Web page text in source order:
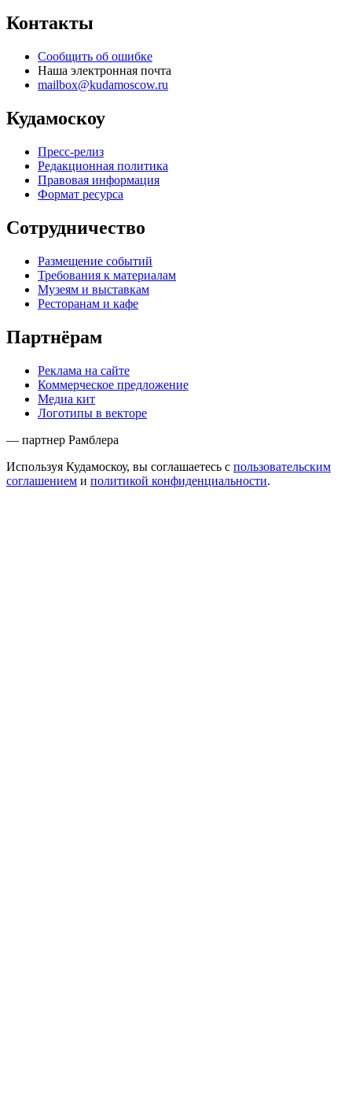
Контакты
Сообщить об ошибке
Наша электронная почта
mailbox@kudamoscow.ru
Кудамоскоу
Пресс-релиз
Редакционная политика
Правовая информация
Формат ресурса
Сотрудничество
Размещение событий
Требования к материалам
Музеям и выставкам
Ресторанам и кафе
Партнёрам
Реклама на сайте
Коммерческое предложение
Медиа кит
Логотипы в векторе
— партнер Рамблера
Используя Кудамоскоу, вы соглашаетесь с пользовательским
соглашением и политикой конфиденциальности.